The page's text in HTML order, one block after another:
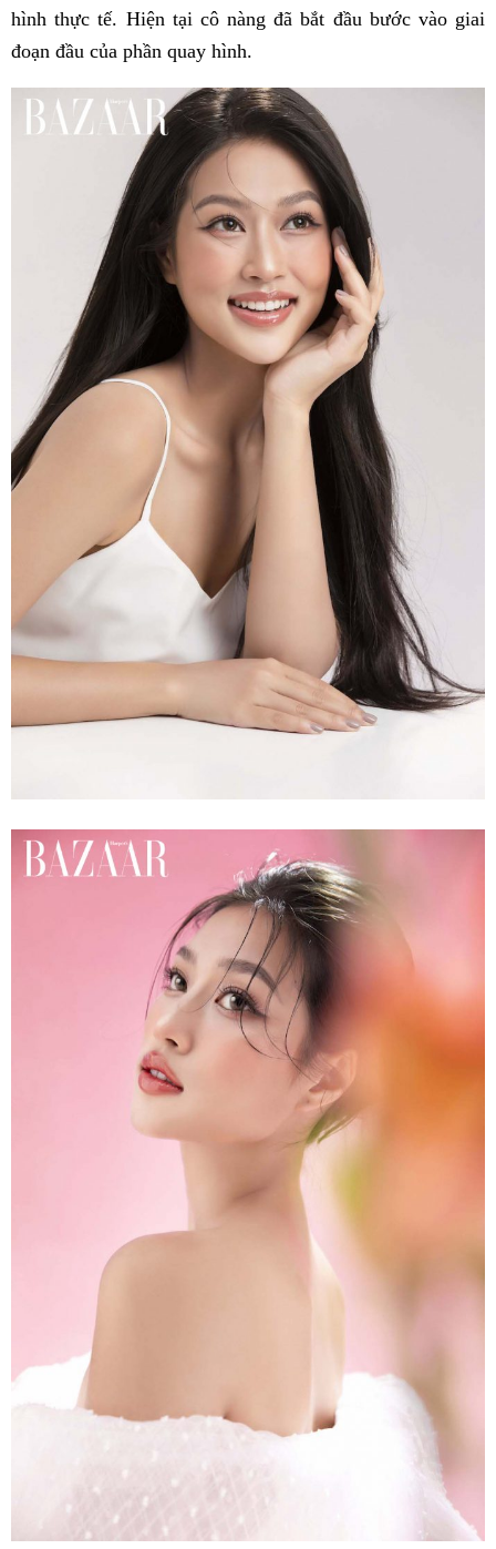
hình thực tế. Hiện tại cô nàng đã bắt đầu bước vào giai
đoạn đầu của phần quay hình.